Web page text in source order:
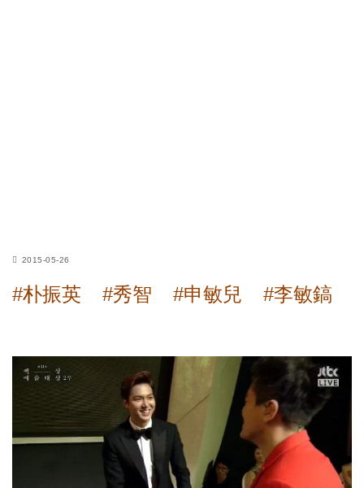
2015-05-26
#朴振英 #秀智 #申敏兒 #李敏鎬